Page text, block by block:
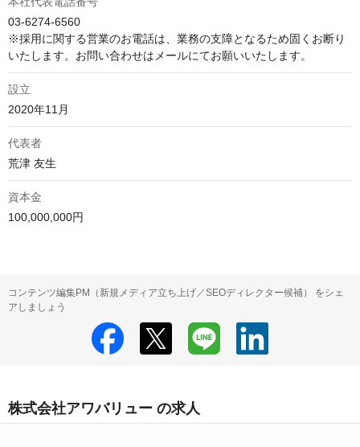
03-6274-6560
※採用に関する営業のお電話は、業務の支障となるため固くお断り
いたします。お問い合わせはメールにてお願いいたします。
設立
2020年11月
代表者
荒津 友生
資本金
100,000,000円
コンテンツ編集PM（新規メディア立ち上げ／SEOディレクター候補） をシェ
アしましょう
株式会社アワバリュー の求人